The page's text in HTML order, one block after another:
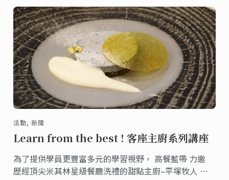
活動, 新聞
Learn from the best ! 客座主廚系列講座
為了提供學員更豐富多元的學習視野， 高餐藍帶 力邀
歷經頂尖米其林星級餐廳洗禮的甜點主廚–平塚牧人 分